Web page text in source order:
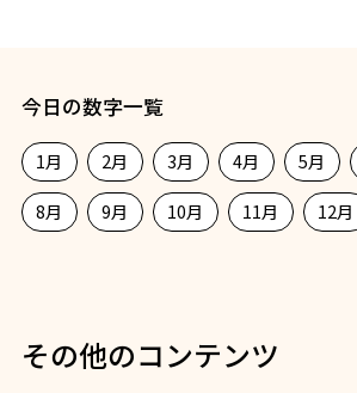
今日の数字一覧
1月 2月 3月 4月 5月
8月
9月 10月 11月 12月
その他のコンテンツ